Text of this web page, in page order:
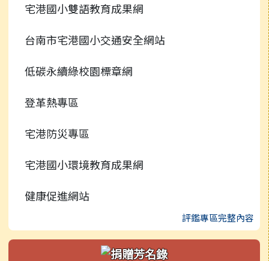
校園影音
常用連結
檔案下載
行事曆
行事曆
宅港國小雙語教育成果網
台南市宅港國小交通安全網站
低碳永續綠校園標章網
登革熱專區
宅港防災專區
宅港國小環境教育成果網
健康促進網站
評鑑專區完整內容